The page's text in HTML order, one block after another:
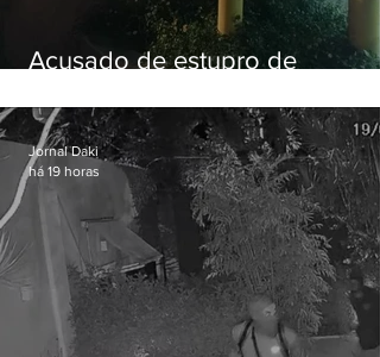
Acusado de estupro de
Jornal Daki
há 19 horas